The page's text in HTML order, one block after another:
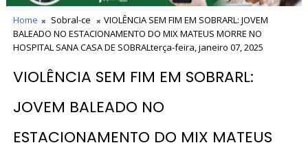
Home Sobral-ce
VIOLÊNCIA SEM FIM EM SOBRARL: JOVEM
BALEADO NO ESTACIONAMENTO DO MIX MATEUS MORRE NO
HOSPITAL SANA CASA DE SOBRALterça-feira, janeiro 07, 2025
VIOLÊNCIA SEM FIM EM SOBRARL:
JOVEM BALEADO NO
ESTACIONAMENTO DO MIX MATEUS